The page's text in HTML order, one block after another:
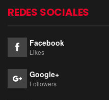
REDES SOCIALES
Facebook
Likes
Google+
Followers